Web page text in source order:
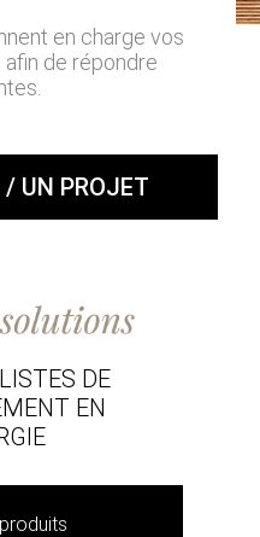
en charge vos
de répondre
/ UN PROJET
DE
EN